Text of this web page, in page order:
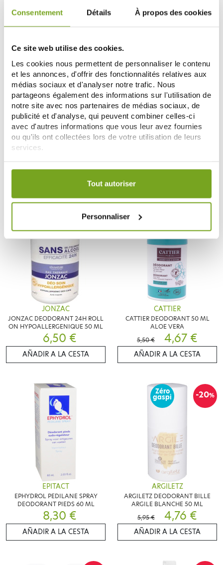
Consentement Détails À propos des cookies
Ce site web utilise des cookies.
Les cookies nous permettent de personnaliser le contenu
et les annonces, d'offrir des fonctionnalités relatives aux
médias sociaux et d'analyser notre trafic. Nous
partageons également des informations sur l'utilisation de
notre site avec nos partenaires de médias sociaux, de
publicité et d'analyse, qui peuvent combiner celles-ci
avec d'autres informations que vous leur avez fournies
ou qu'ils ont collectées lors de votre utilisation de leurs
services.
Votre choix de consentement est conservé pendant une
Tout autoriser
Personnaliser
SVR
SVR SPIRIAL DEODORANT ROLL-
ON 48H LOT DE 2X50ML
DUCRAY
DUCRAY HIDROSIS CONTROL
JONZAC
JONZAC DEODORANT 24H ROLL
ON HYPOALLERGENIQUE 50 ML
6,50 €
AÑADIR A LA CESTA
CATTIER
CATTIER DEODORANT 50 ML
ALOE VERA
5,50 €
4,67 €
AÑADIR A LA CESTA
EPITACT
EPHYDROL PEDILANE SPRAY
DEODORANT PIEDS 60 ML
8,30 €
AÑADIR A LA CESTA
-20%
Zéro
gaspi
ARGILETZ
ARGILETZ DEODORANT BILLE
ARGILE BLANCHE 50 ML
5,95 €
4,76 €
AÑADIR A LA CESTA